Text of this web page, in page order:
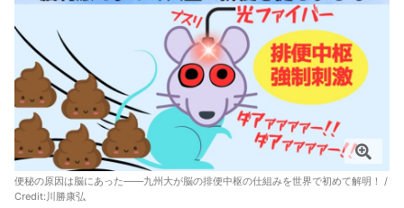
便秘の原因は脳にあった――九州大が脳の排便中枢の仕組みを世界で初めて解明！ /
Credit:川勝康弘